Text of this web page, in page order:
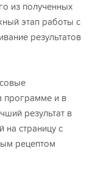
из полученных
этап работы с
результатов
программе и в
результат в
на страницу с
рецептом